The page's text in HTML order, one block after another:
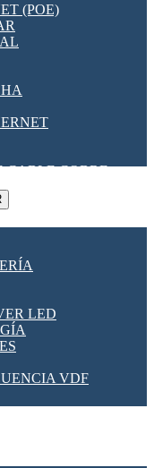
[VDF]
(POE)
CABLE COBRE
LED
VDF